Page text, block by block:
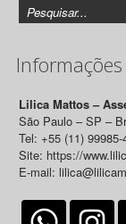
Informações
Lilica Mattos –
São Paulo – SP –
Tel: +55 (11) 99985-
Site: https://
E-mail: